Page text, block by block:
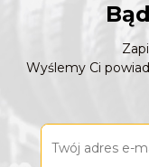
Wyślemy Ci